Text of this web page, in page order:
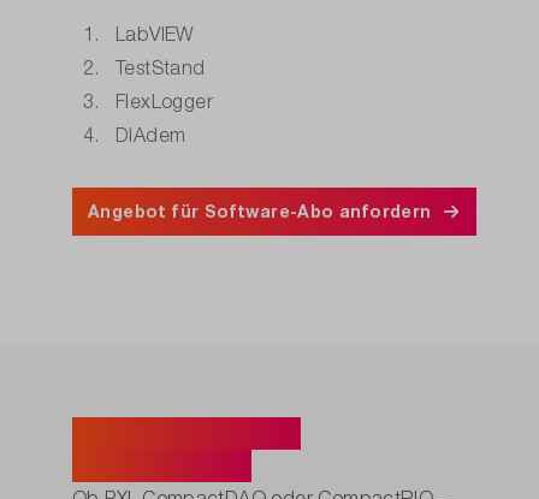
LabVIEW
TestStand
FlexLogger
DIAdem
Angebot für Software-Abo anfordern